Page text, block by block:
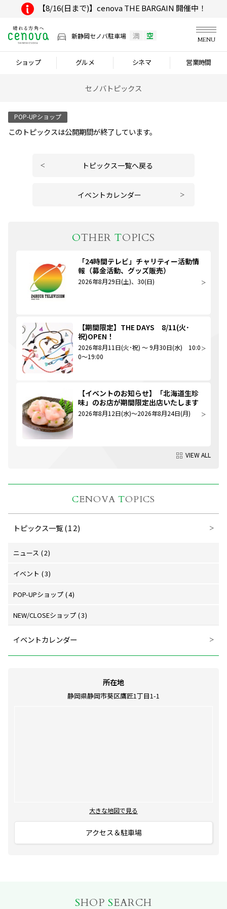
【8/16(日まで)】cenova THE BARGAIN 開催中！
新静岡セノバ駐車場 満 空 MENU
ショップ グルメ シネマ 営業時間
セノバトピックス
POP-UPショップ
このトピックスは公開期間が終了しています。
トピックス一覧へ戻る
イベントカレンダー
OTHER TOPICS
VIEW ALL
「24時間テレビ」チャリティー活動情
報（募金活動、グッズ販売）
2026年8月29日(土)、30(日)
【期間限定】THE DAYS 8/11(火･
祝)OPEN！
2026年8月11日(火･祝) ～ 9月30日(水) 10:0
0～19:00
【イベントのお知らせ】「北海道生珍
味」のお店が期間限定出店いたします
2026年8月12日(水)～2026年8月24日(月)
CENOVATOPICS
トピックス一覧(12)
ニュース (2)
イベント (3)
POP-UPショップ (4)
NEW/CLOSEショップ (3)
イベントカレンダー
所在地
静岡県静岡市葵区鷹匠1丁目1-1
大きな地図で見る
アクセス＆駐車場
SHOP SEARCH